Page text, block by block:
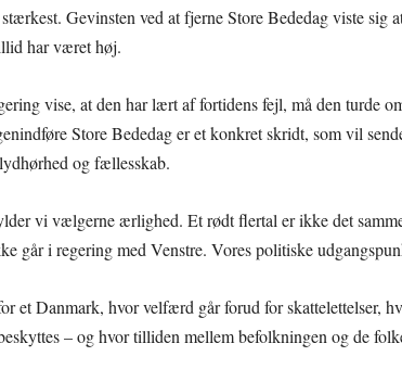
Gevinsten ved at fjerne Store Bededag viste sig
har været høj.
vise, at den har lært af fortidens fejl, må den turde
Store Bededag er et konkret skridt, som vil
og fællesskab.
vi vælgerne ærlighed. Et rødt flertal er ikke det
går i regering med Venstre. Vores politiske
et Danmark, hvor velfærd går forud for skattelettelser,
– og hvor tilliden mellem befolkningen og de